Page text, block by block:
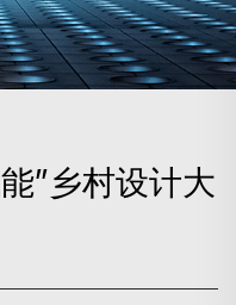
”乡村设计大